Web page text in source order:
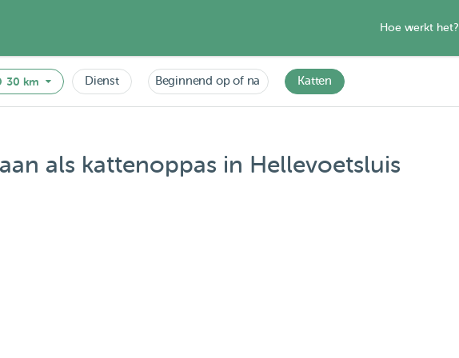
Hoe werkt het?
30 km Dienst Beginnend op of na Katten
als kattenoppas in Hellevoetsluis